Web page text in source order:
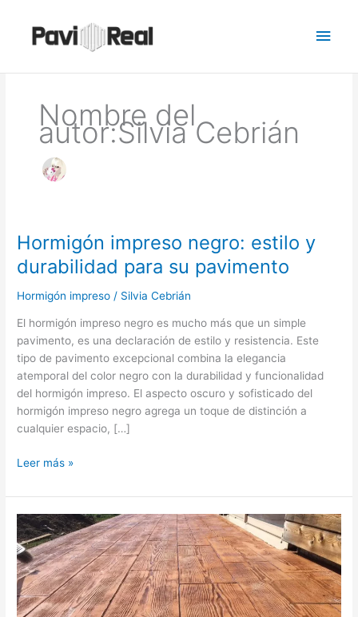
contenido
Nombre del
autor:Silvia Cebrián
Hormigón impreso negro: estilo y
durabilidad para su pavimento
Hormigón impreso / Silvia Cebrián
El hormigón impreso negro es mucho más que un simple
pavimento, es una declaración de estilo y resistencia. Este
tipo de pavimento excepcional combina la elegancia
atemporal del color negro con la durabilidad y funcionalidad
del hormigón impreso. El aspecto oscuro y sofisticado del
hormigón impreso negro agrega un toque de distinción a
cualquier espacio, […]
Hormigón
impreso
negro:
estilo
durabilidad
para
su
pavimento
Leer más »
Hormigón
impreso
marron:
Precio,
Usos
y